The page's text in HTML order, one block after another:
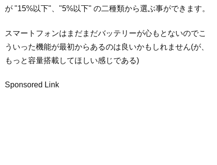
が "15%以下"、"5%以下" の二種類から選ぶ事ができます。
スマートフォンはまだまだバッテリーが心もとないのでこ
ういった機能が最初からあるのは良いかもしれません(が、
もっと容量搭載してほしい感じである)
Sponsored Link